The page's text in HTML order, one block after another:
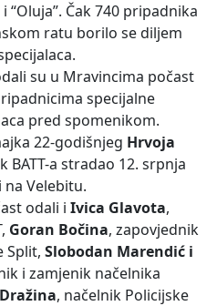
“Oluja”. Čak 740 pripadnika
ratu borilo se diljem
su u Mravincima počast
specijalne
pred spomenikom.
22-godišnjeg Hrvoja
BATT-a stradao 12. srpnja
Velebitu.
odali i Ivica Glavota,
Goran Bočina, zapovjednik
Split, Slobodan Marendić i
i zamjenik načelnika
, načelnik Policijske